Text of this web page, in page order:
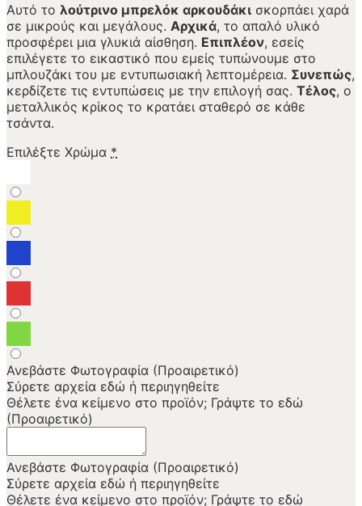
Αυτό το λούτρινο μπρελόκ αρκουδάκι σκορπάει χαρά
σε μικρούς και μεγάλους. Αρχικά, το απαλό υλικό
προσφέρει μια γλυκιά αίσθηση. Επιπλέον, εσείς
επιλέγετε το εικαστικό που εμείς τυπώνουμε στο
μπλουζάκι του με εντυπωσιακή λεπτομέρεια. Συνεπώς,
κερδίζετε τις εντυπώσεις με την επιλογή σας. Τέλος, ο
μεταλλικός κρίκος το κρατάει σταθερό σε κάθε
τσάντα.
Επιλέξτε Χρώμα *
Ανεβάστε Φωτογραφία (Προαιρετικό)
Σύρετε αρχεία εδώ ή περιηγηθείτε
Θέλετε ένα κείμενο στο προϊόν; Γράψτε το εδώ
(Προαιρετικό)
Ανεβάστε Φωτογραφία (Προαιρετικό)
Σύρετε αρχεία εδώ ή περιηγηθείτε
Θέλετε ένα κείμενο στο προϊόν; Γράψτε το εδώ